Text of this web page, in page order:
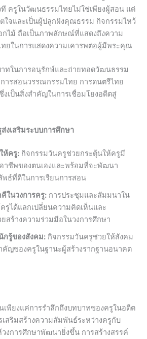
ครูในวัฒนธรรมไทยไม่ใช่เพียงผู้สอน แต่
ใจและเป็นผู้ปลูกฝังคุณธรรม กิจกรรมไหว้
ไม้ ถือเป็นภาพลักษณ์ที่แสดงถึงความ
ยในการแสดงความเคารพต่อผู้มีพระคุณ
ทในการอนุรักษ์และถ่ายทอดวัฒนธรรม
ารสอนวรรณกรรมไทย การดนตรีไทย
เป็นสิ่งสำคัญในการเชื่อมโยงอดีตสู่
งเสริมระบบการศึกษา
ห้ครู: กิจกรรมวันครูช่วยกระตุ้นให้ครูมี
าชีพของตนเองและพร้อมที่จะพัฒนา
พธ์ที่ดีในการเรียนการสอน
ในวงการครู: การประชุมและสัมมนาใน
รูได้แลกเปลี่ยนความคิดเห็นและ
สร้างความร่วมมือในวงการศึกษา
กรู้ของสังคม: กิจกรรมวันครูช่วยให้สังคม
คัญของครูในฐานะผู้สร้างรากฐานอนาคต
เพียงแค่การรำลึกถึงบทบาทของครูในอดีต
เสริมสร้างความสัมพันธ์ระหว่างครูกับ
งการศึกษาพัฒนายิ่งขึ้น การสร้างสรรค์